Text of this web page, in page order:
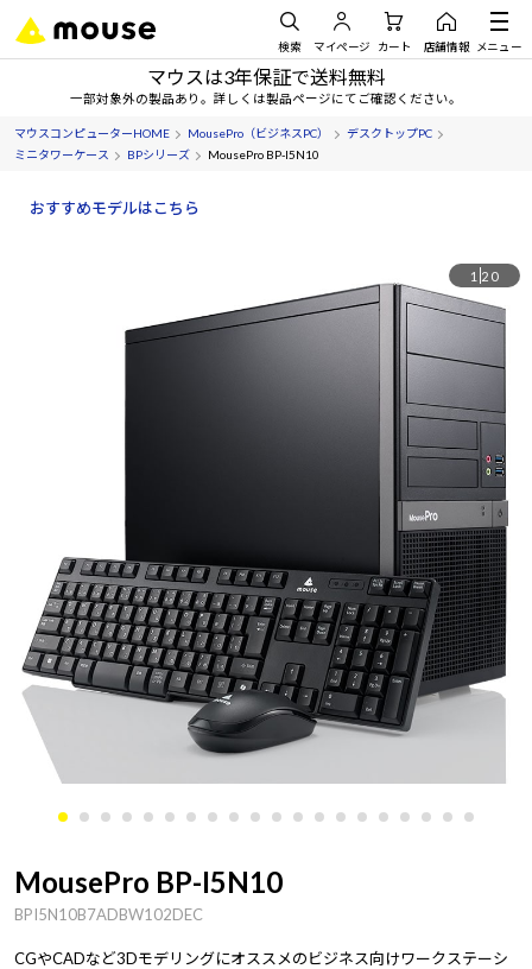
検索 マイページ カート 店舗情報 メニュー
マウスは3年保証で送料無料
一部対象外の製品あり。詳しくは製品ページにてご確認ください。
マウスコンピューターHOME MousePro（ビジネスPC）
デスクトップPC
ミニタワーケース
BPシリーズ MousePro BP-I5N10
おすすめモデルはこちら
1 20
MousePro BP-I5N10
BPI5N10B7ADBW102DEC
CGやCADなど3Dモデリングにオススメのビジネス向けワークステーシ